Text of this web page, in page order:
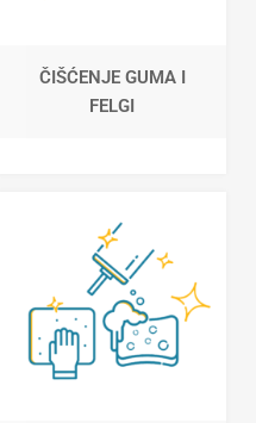
ČIŠĆENJE GUMA I
FELGI